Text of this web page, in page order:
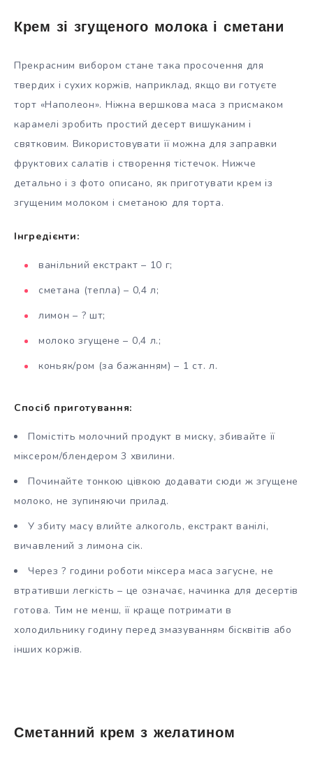
Крем зі згущеного молока і сметани
Прекрасним вибором стане така просочення для
твердих і сухих коржів, наприклад, якщо ви готуєте
торт «Наполеон». Ніжна вершкова маса з присмаком
карамелі зробить простий десерт вишуканим і
святковим. Використовувати її можна для заправки
фруктових салатів і створення тістечок. Нижче
детально і з фото описано, як приготувати крем із
згущеним молоком і сметаною для торта.
Інгредієнти:
ванільний екстракт – 10 г;
сметана (тепла) – 0,4 л;
лимон – ? шт;
молоко згущене – 0,4 л.;
коньяк/ром (за бажанням) – 1 ст. л.
Спосіб приготування:
Помістіть молочний продукт в миску, збивайте її
міксером/блендером 3 хвилини.
Починайте тонкою цівкою додавати сюди ж згущене
молоко, не зупиняючи прилад.
У збиту масу влийте алкоголь, екстракт ванілі,
вичавлений з лимона сік.
Через ? години роботи міксера маса загусне, не
втративши легкість – це означає, начинка для десертів
готова. Тим не менш, її краще потримати в
холодильнику годину перед змазуванням бісквітів або
інших коржів.
Сметанний крем з желатином